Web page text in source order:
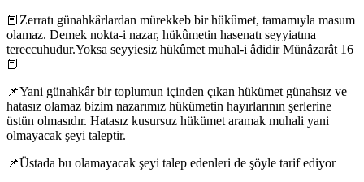
📕Zerratı günahkârlardan mürekkeb bir hükûmet, tamamıyla masum
olamaz. Demek nokta-i nazar, hükûmetin hasenatı seyyiatına
tereccuhudur.Yoksa seyyiesiz hükûmet muhal-i âdidir Münâzarât 16
📕
📌Yani günahkâr bir toplumun içinden çıkan hükümet günahsız ve
hatasız olamaz bizim nazarımız hükümetin hayırlarının şerlerine
üstün olmasıdır. Hatasız kusursuz hükümet aramak muhali yani
olmayacak şeyi taleptir.
📌Üstada bu olamayacak şeyi talep edenleri de şöyle tarif ediyor